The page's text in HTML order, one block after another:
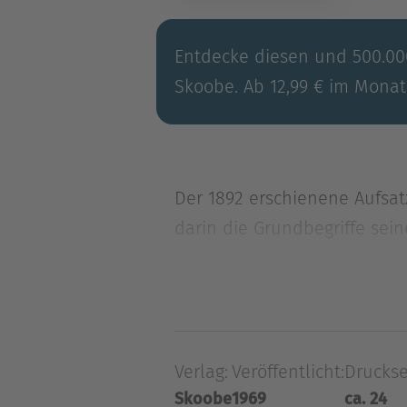
Entdecke diesen und
Skoobe. Ab 12,99 € im
Der 1892 erschienene
darin die Grundbegriffe
darin die Grundbegriffe
ein Beispiel: Der
Verlag:
Skoobe
Veröffentlicht:
1969 ca. 24